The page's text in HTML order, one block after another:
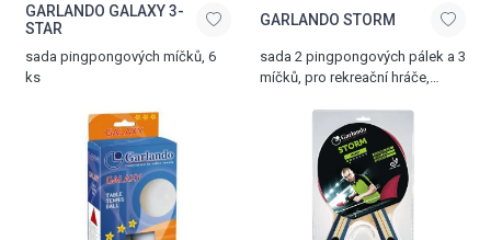
GARLANDO GALAXY 3-
STAR
sada pingpongových míčků, 6
ks
GARLANDO STORM
sada 2 pingpongových pálek a 3
míčků, pro rekreační hráče,